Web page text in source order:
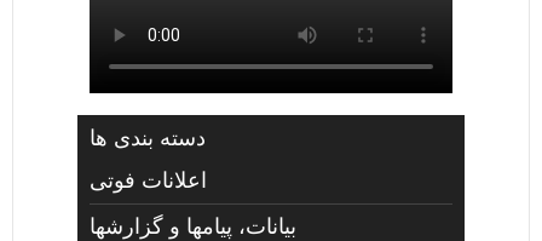
دسته بندی ها
اعلانات فوتی
بیانات، پیامها و گزارشها